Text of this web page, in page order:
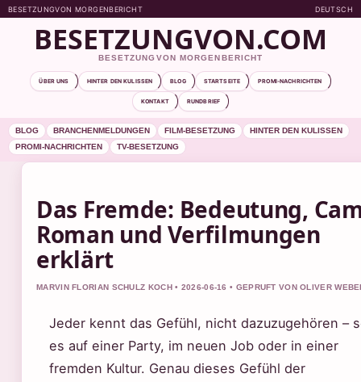
BESETZUNGVON MORGENBERICHT DEUTSCH
BESETZUNGVON.COM
BESETZUNGVON MORGENBERICHT
ÜBER UNS HINTER DEN KULISSEN BLOG STARTSEITE PROMI-NACHRICHTEN
KONTAKT RUNDBRIEF
BLOG BRANCHENMELDUNGEN FILM-BESETZUNG
HINTER DEN KULISSEN
PROMI-NACHRICHTEN
TV-BESETZUNG
Das Fremde: Bedeutung,
Roman und Verfilmungen
erklärt
MARVIN FLORIAN SCHULZ KOCH • 2026-06-16 • GEPRUFT VON OLIVER
Jeder kennt das Gefühl, nicht dazuzugehören –
es auf einer Party, im neuen Job oder in einer
fremden Kultur. Genau dieses Gefühl der